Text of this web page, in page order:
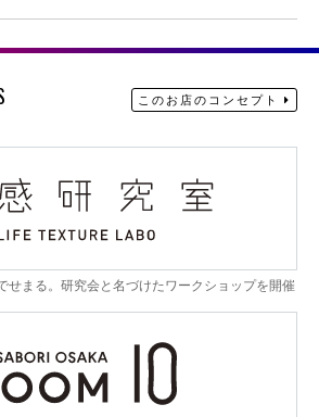
このお店のコンセプト
せまる。研究会と名づけたワークショップを開催